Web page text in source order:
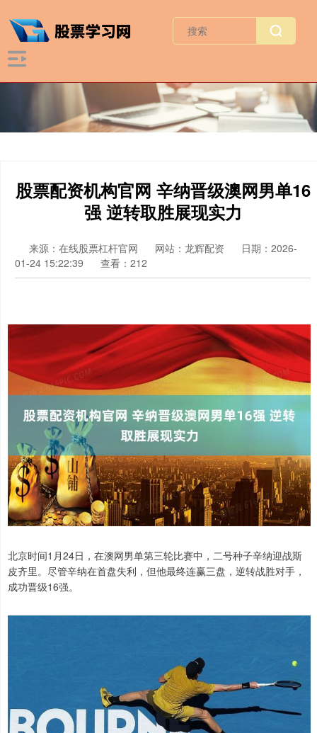
股票配资机构官网 辛纳晋级澳网男单16
强 逆转取胜展现实力
来源：在线股票杠杆官网 网站：龙辉配资
日期：2026-
01-24 15:22:39
查看：212
北京时间1月24日，在澳网男单第三轮比赛中，二号种子辛纳迎战斯
皮齐里。尽管辛纳在首盘失利，但他最终连赢三盘，逆转战胜对手，
成功晋级16强。